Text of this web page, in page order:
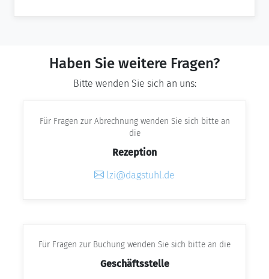
Haben Sie weitere Fragen?
Bitte wenden Sie sich an uns:
Für Fragen zur Abrechnung wenden Sie sich bitte an
die
Rezeption
lzi@dagstuhl.de
Für Fragen zur Buchung wenden Sie sich bitte an die
Geschäftsstelle